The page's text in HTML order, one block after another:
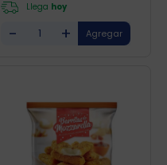
Llega hoy
- +